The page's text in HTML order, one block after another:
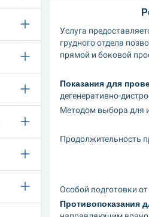
Услуга
грудного отдела
прямой и боковой
Показания для
дегенеративно-
Методом выбора для
Продолжительность
Особой подготовки от
Противопоказания